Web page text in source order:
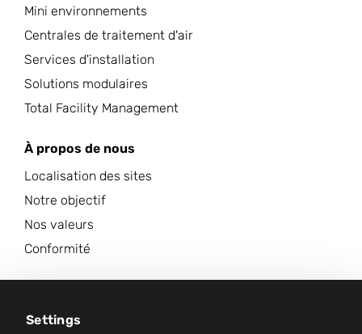
Settings
Mini environnements
Centrales de traitement d'air
Services d'installation
Solutions modulaires
Total Facility Management
À propos de nous
Localisation des sites
Notre objectif
Nos valeurs
Conformité
Centre d'information